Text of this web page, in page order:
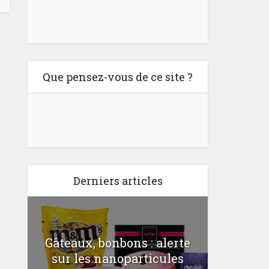
Que pensez-vous de ce site ?
Derniers articles
Gâteaux, bonbons : alerte
sur les nanoparticules